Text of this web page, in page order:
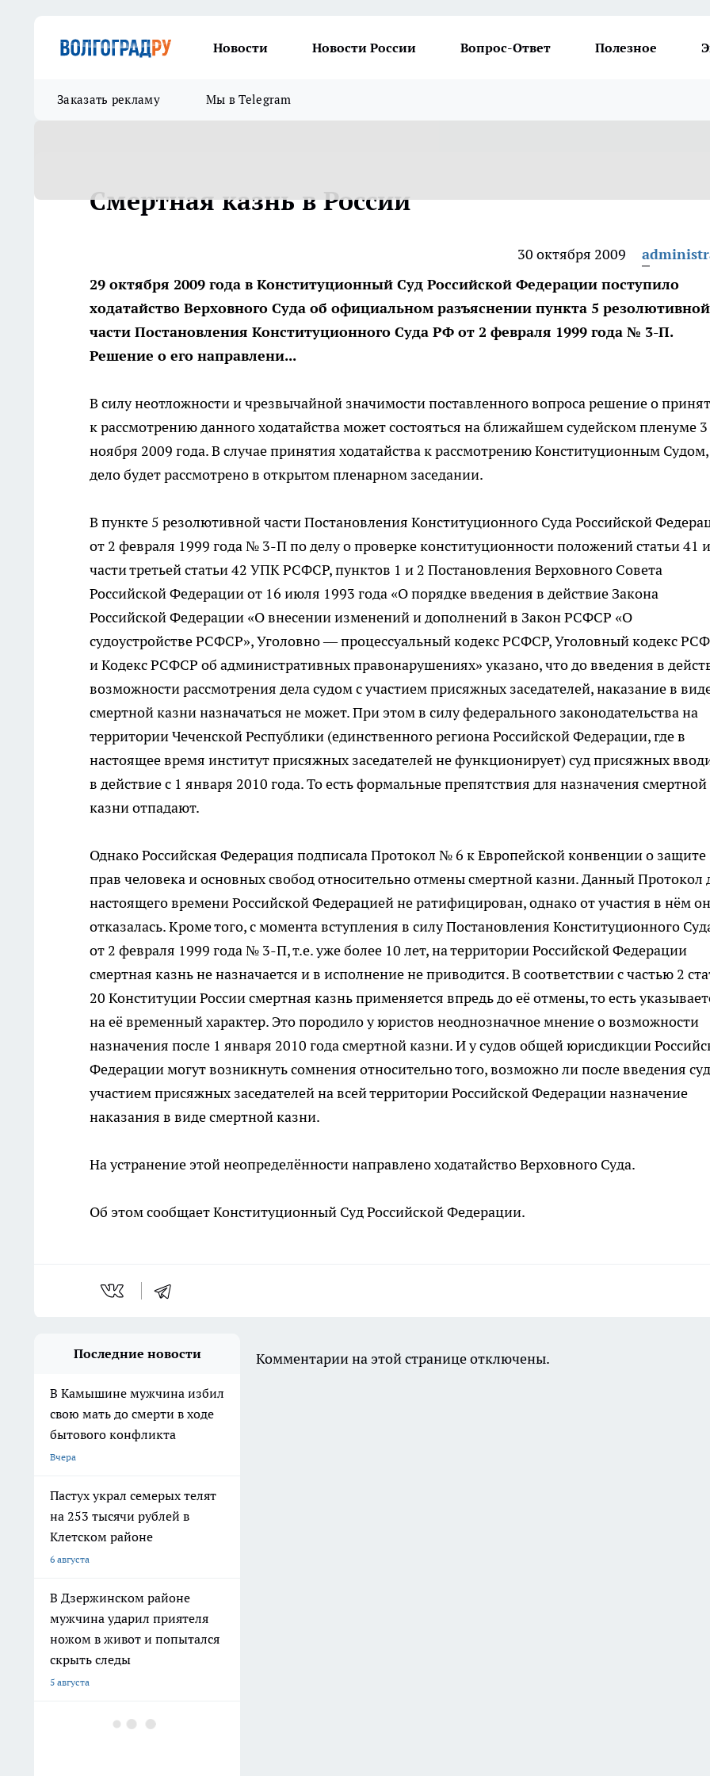
Новости Новости России Вопрос-Ответ Полезное
Заказать рекламу Мы в Telegram
Смертная казнь в России
30 октября 2009
29 октября 2009 года в Конституционный Суд Российской Федерации поступило
ходатайство Верховного Суда об официальном разъяснении пункта 5 резолютивной
части Постановления Конституционного Суда РФ от 2 февраля 1999 года № 3-П.
Решение о его направлени...
В силу неотложности и чрезвычайной значимости поставленного вопроса решение о
к рассмотрению данного ходатайства может состояться на ближайшем судейском пленуме 3
ноября 2009 года. В случае принятия ходатайства к рассмотрению Конституционным Судом,
дело будет рассмотрено в открытом пленарном заседании.
В пункте 5 резолютивной части Постановления Конституционного Суда Российской
от 2 февраля 1999 года № 3-П по делу о проверке конституционности положений статьи 41 и
части третьей статьи 42 УПК РСФСР, пунктов 1 и 2 Постановления Верховного Совета
Российской Федерации от 16 июля 1993 года «О порядке введения в действие Закона
Российской Федерации «О внесении изменений и дополнений в Закон РСФСР «О
судоустройстве РСФСР», Уголовно — процессуальный кодекс РСФСР, Уголовный кодекс
и Кодекс РСФСР об административных правонарушениях» указано, что до введения в
возможности рассмотрения дела судом с участием присяжных заседателей, наказание в
смертной казни назначаться не может. При этом в силу федерального законодательства на
территории Чеченской Республики (единственного региона Российской Федерации, где в
настоящее время институт присяжных заседателей не функционирует) суд присяжных
в действие с 1 января 2010 года. То есть формальные препятствия для назначения смертной
казни отпадают.
Однако Российская Федерация подписала Протокол № 6 к Европейской конвенции о защите
прав человека и основных свобод относительно отмены смертной казни. Данный Протокол
настоящего времени Российской Федерацией не ратифицирован, однако от участия в нём
отказалась. Кроме того, с момента вступления в силу Постановления Конституционного
от 2 февраля 1999 года № 3-П, т.е. уже более 10 лет, на территории Российской Федерации
смертная казнь не назначается и в исполнение не приводится. В соответствии с частью 2
20 Конституции России смертная казнь применяется впредь до её отмены, то есть
на её временный характер. Это породило у юристов неоднозначное мнение о возможности
назначения после 1 января 2010 года смертной казни. И у судов общей юрисдикции
Федерации могут возникнуть сомнения относительно того, возможно ли после введения
участием присяжных заседателей на всей территории Российской Федерации назначение
наказания в виде смертной казни.
На устранение этой неопределённости направлено ходатайство Верховного Суда.
Об этом сообщает Конституционный Суд Российской Федерации.
Последние новости
В Камышине мужчина избил
свою мать до смерти в ходе
бытового конфликта
Вчера
Пастух украл семерых телят
на 253 тысячи рублей в
Клетском районе
6 августа
В Дзержинском районе
мужчина ударил приятеля
ножом в живот и попытался
скрыть следы
5 августа
В Волгограде двое молодых
Комментарии на этой странице отключены.